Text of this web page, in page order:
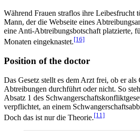
Während Frauen straflos ihre Leibesfrucht
Mann, der die Webseite eines
eine Anti-Abtreibungsbotschaft platzierte,
Monaten eingeknastet.[16]
Position of the doctor
Das Gesetz stellt es dem Arzt frei, ob er als
Abtreibungen durchführt oder nicht. So
Absatz 1 des
verpflichtet, an einem
Doch das ist nur die Theorie.[11]